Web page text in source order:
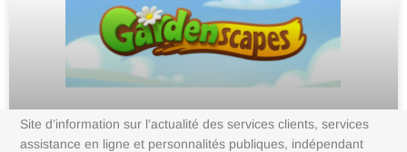
Site d’information sur l’actualité des services clients, services
assistance en ligne et personnalités publiques, indépendant